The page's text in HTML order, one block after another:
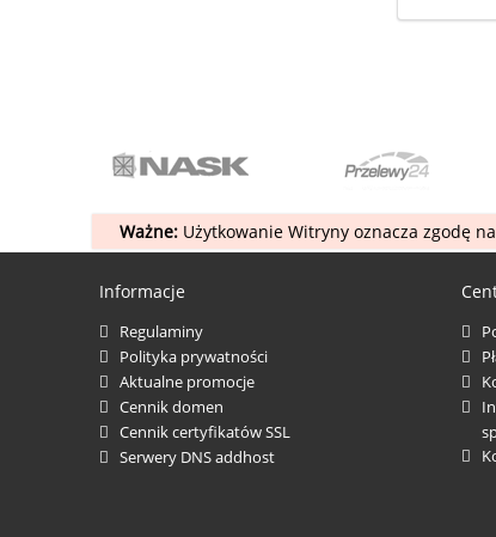
Ważne:Użytkowanie Witryny oznacza zgodę
Informacje
Regulaminy
Polityka prywatności
Aktualne promocje
Cennik domen
Cennik certyfikatów SSL
Serwery DNS addhost